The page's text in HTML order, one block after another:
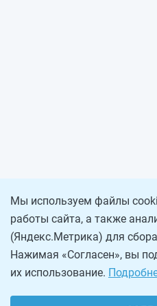
Мы используем файлы
работы сайта, а также
(Яндекс.Метрика) для
Нажимая «Согласен», вы
их использование.